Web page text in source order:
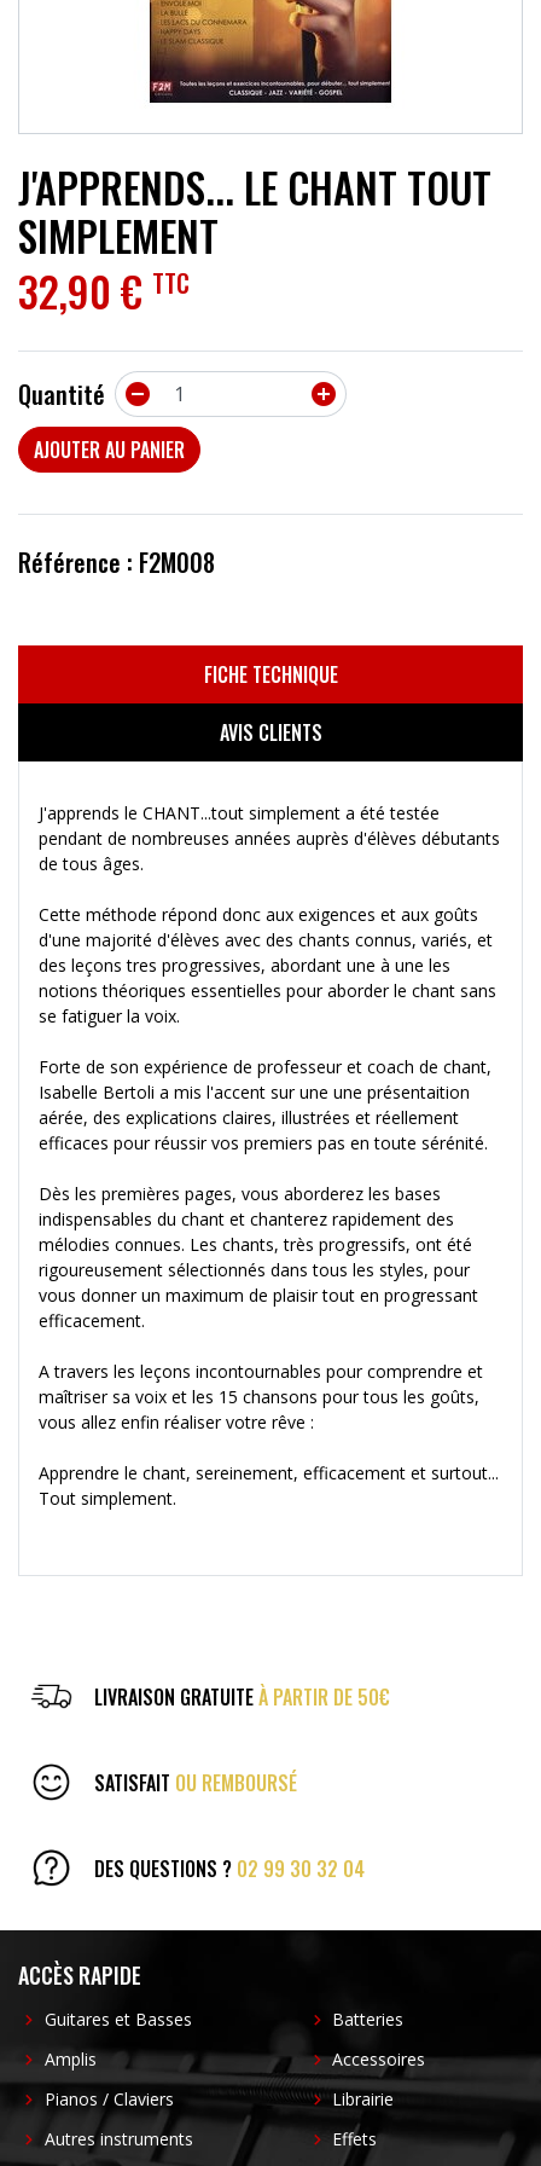
J'APPRENDS... LE CHANT TOUT
SIMPLEMENT
32,90 € TTC
Quantité 

AJOUTER AU PANIER
Référence : F2M008
FICHE TECHNIQUE
AVIS CLIENTS
J'apprends le CHANT...tout simplement a été testée
pendant de nombreuses années auprès d'élèves débutants
de tous âges.
Cette méthode répond donc aux exigences et aux goûts
d'une majorité d'élèves avec des chants connus, variés, et
des leçons tres progressives, abordant une à une les
notions théoriques essentielles pour aborder le chant sans
se fatiguer la voix.
Forte de son expérience de professeur et coach de chant,
Isabelle Bertoli a mis l'accent sur une une présentaition
aérée, des explications claires, illustrées et réellement
efficaces pour réussir vos premiers pas en toute sérénité.
Dès les premières pages, vous aborderez les bases
indispensables du chant et chanterez rapidement des
mélodies connues. Les chants, très progressifs, ont été
rigoureusement sélectionnés dans tous les styles, pour
vous donner un maximum de plaisir tout en progressant
efficacement.
A travers les leçons incontournables pour comprendre et
maîtriser sa voix et les 15 chansons pour tous les goûts,
vous allez enfin réaliser votre rêve :
Apprendre le chant, sereinement, efficacement et surtout...
Tout simplement.
LIVRAISON GRATUITEÀ PARTIR DE 50€
SATISFAIT OU REMBOURSÉ
DES QUESTIONS ? 02 99 30 32 04
ACCÈS RAPIDE
Guitares et Basses
Amplis
Pianos / Claviers
Autres instruments
Batteries
Accessoires
Librairie
Effets
ACCESSOIRES
EFFETS
PROMOTIONS